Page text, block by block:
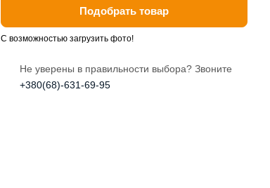
Подобрать товар
С возможностью загрузить фото!
Не уверены в правильности выбора? Звоните
+380(68)-631-69-95